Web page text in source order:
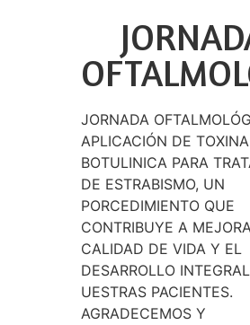
JORNADA
APLICACIÓN DE TOXINA
BOTULINICA PARA
DE ESTRABISMO, UN
PORCEDIMIENTO QUE
CONTRIBUYE A
CALIDAD DE VIDA Y EL
DESARROLLO
UESTRAS PACIENTES.
AGRADECEMOS Y